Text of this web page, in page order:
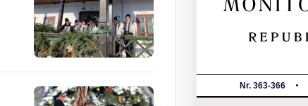
Nr. 363-366